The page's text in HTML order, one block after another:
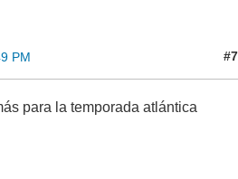
PM #7
para la temporada atlántica